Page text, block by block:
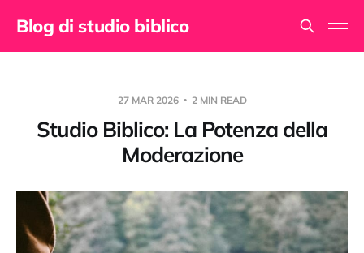
Blog di studio biblico
27 MAR 2026 2 MIN READ
Studio Biblico: La Potenza della
Moderazione